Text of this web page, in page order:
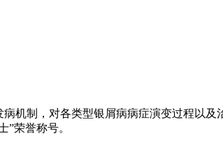
机制，对各类型银屑病病症演变过程以
”荣誉称号。